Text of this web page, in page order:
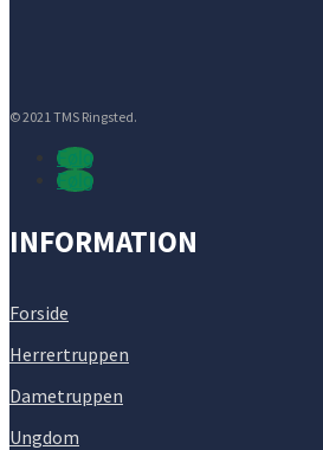
© 2021 TMS Ringsted.
Følg
Følg
INFORMATION
Forside
Herrertruppen
Dametruppen
Ungdom